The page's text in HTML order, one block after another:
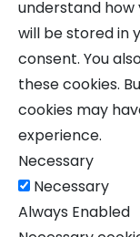
understand how
will be stored in
consent. You
these cookies.
cookies may
experience.
Necessary
Necessary
Always Enabled